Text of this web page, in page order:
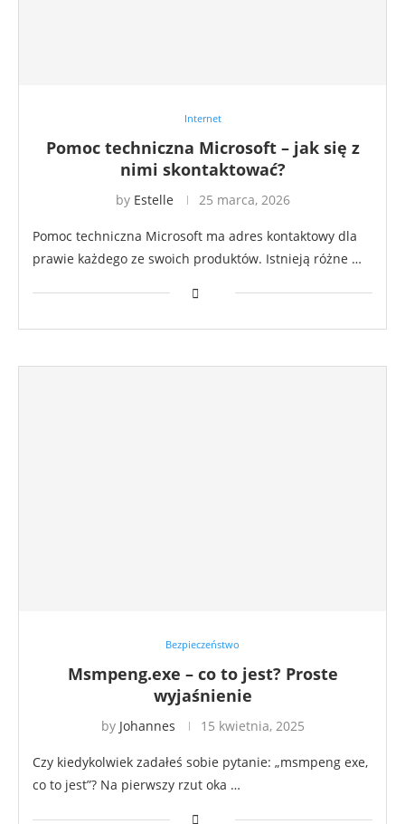
Internet
Pomoc techniczna Microsoft – jak się z
nimi skontaktować?
by Estelle 25 marca, 2026
Pomoc techniczna Microsoft ma adres kontaktowy dla
prawie każdego ze swoich produktów. Istnieją różne …
Bezpieczeństwo
Msmpeng.exe – co to jest? Proste
wyjaśnienie
by Johannes 15 kwietnia, 2025
Czy kiedykolwiek zadałeś sobie pytanie: „msmpeng exe,
co to jest”? Na pierwszy rzut oka …